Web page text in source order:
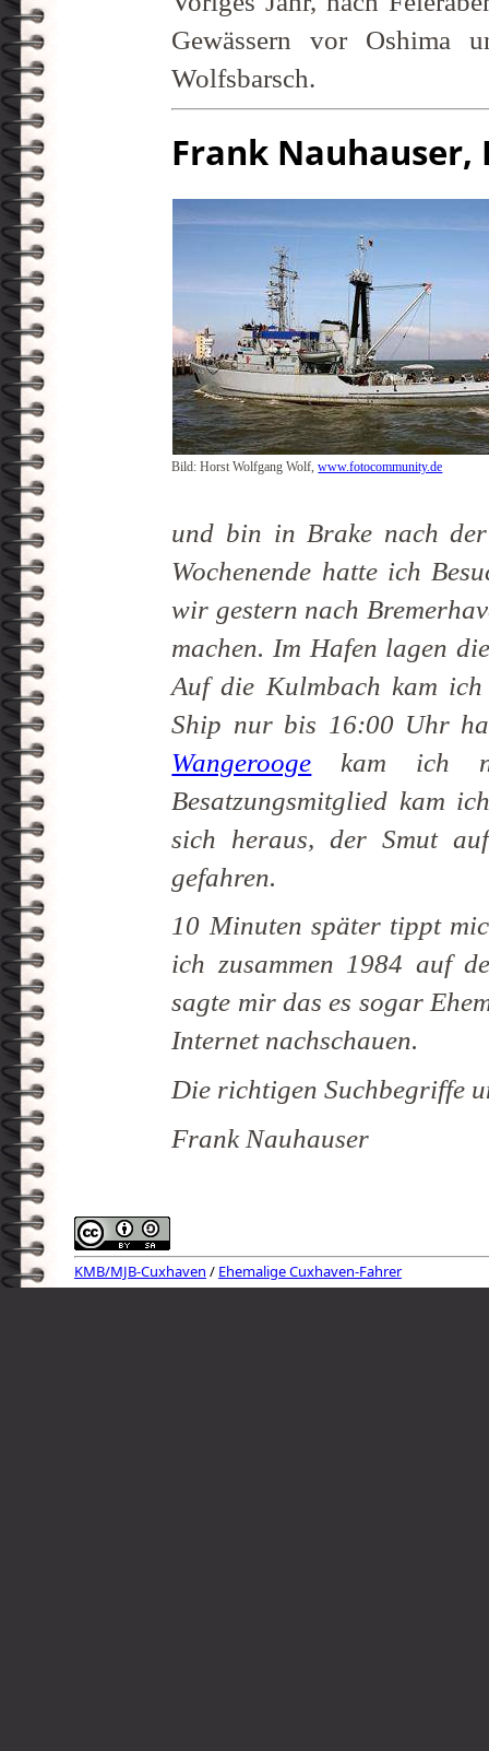
Gewässern vor Oshima
Wolfsbarsch.
Frank
Bild: Horst Wolfgang Wolf,www.fotocommunity.de
und bin in Brake nach der
Wochenende hatte ich
wir gestern nach
machen. Im Hafen lagen
Auf die Kulmbach kam
Ship nur bis 16:00 Uhr
Wangerooge kam ich
Besatzungsmitglied kam
sich heraus, der Smut
gefahren.
10 Minuten später tippt
ich zusammen 1984 auf
sagte mir das es sogar
Internet nachschauen.
Die richtigen Suchbegriffe
Frank Nauhauser
KMB/MJB-Cuxhaven / Ehemalige Cuxhaven-Fahrer